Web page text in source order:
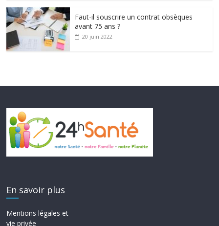
Faut-il souscrire un contrat obsèques
avant 75 ans ?
20 juin 2022
En savoir plus
Mentions légales et
vie privée